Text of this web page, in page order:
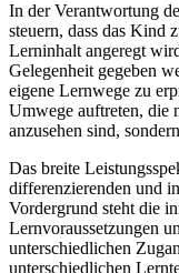
In der Verantwortung
steuern, dass das Kind
Lerninhalt angeregt
Gelegenheit gegeben
eigene Lernwege zu
Umwege auftreten, die
anzusehen sind,
Das breite
differenzierenden und
Vordergrund steht die
Lernvoraussetzungen
unterschiedlichen
unterschiedlichen